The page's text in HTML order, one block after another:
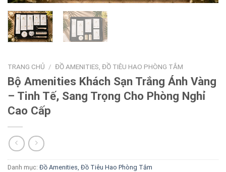
TRANG CHỦ / ĐỒ AMENITIES, ĐỒ TIÊU HAO PHÒNG TẮM
Bộ Amenities Khách Sạn Trắng Ánh Vàng
– Tinh Tế, Sang Trọng Cho Phòng Nghỉ
Cao Cấp
Danh mục: Đồ Amenities, Đồ Tiêu Hao Phòng Tắm